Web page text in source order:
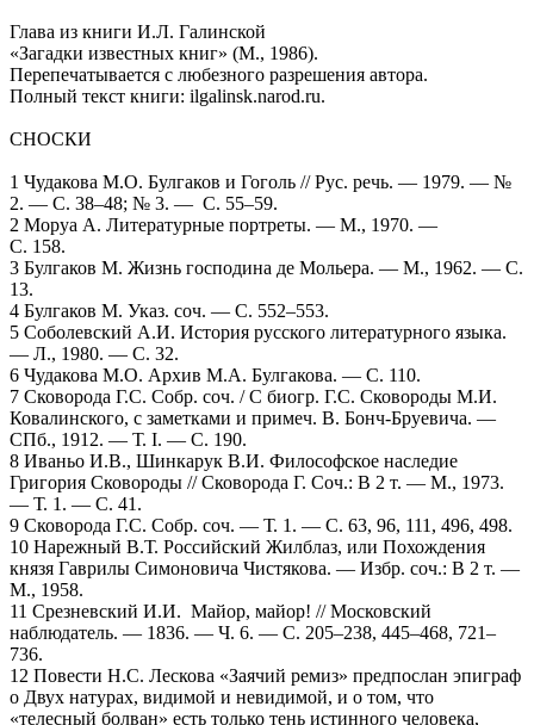
Глава из книги И.Л. Галинской
«Загадки известных книг» (М., 1986).
Перепечатывается с любезного разрешения автора.
Полный текст книги: ilgalinsk.narod.ru.
СНОСКИ
1 Чудакова М.О. Булгаков и Гоголь // Рус. речь. — 1979. — №
2. — С. 38–48; № 3. — С. 55–59.
2 Моруа А. Литературные портреты. — М., 1970. —
С. 158.
3 Булгаков М. Жизнь господина де Мольера. — М., 1962. — С.
13.
4 Булгаков М. Указ. соч. — С. 552–553.
5 Соболевский А.И. История русского литературного языка.
— Л., 1980. — С. 32.
6 Чудакова М.О. Архив М.А. Булгакова. — С. 110.
7 Сковорода Г.С. Собр. соч. / С биогр. Г.С. Сковороды М.И.
Ковалинского, с заметками и примеч. В. Бонч-Бруевича. —
СПб., 1912. — Т. I. — С. 190.
8 Иваньо И.В., Шинкарук В.И. Философское наследие
Григория Сковороды // Сковорода Г. Соч.: В 2 т. — М., 1973.
— Т. 1. — С. 41.
9 Сковорода Г.С. Собр. соч. — Т. 1. — С. 63, 96, 111, 496, 498.
10 Нарежный В.Т. Российский Жилблаз, или Похождения
князя Гаврилы Симоновича Чистякова. — Избр. соч.: В 2 т. —
М., 1958.
11 Срезневский И.И. Майор, майор! // Московский
наблюдатель. — 1836. — Ч. 6. — С. 205–238, 445–468, 721–
736.
12 Повести Н.С. Лескова «Заячий ремиз» предпослан эпиграф
о Двух натурах, видимой и невидимой, и о том, что
«телесный болван» есть только тень истинного человека,